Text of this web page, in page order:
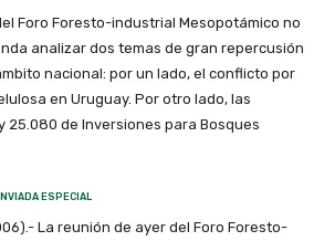
Foro Foresto-industrial Mesopotámico no
analizar dos temas de gran repercusión
nacional: por un lado, el conflicto por
en Uruguay. Por otro lado, las
25.080 de Inversiones para Bosques
ESPECIAL
La reunión de ayer del Foro Foresto-